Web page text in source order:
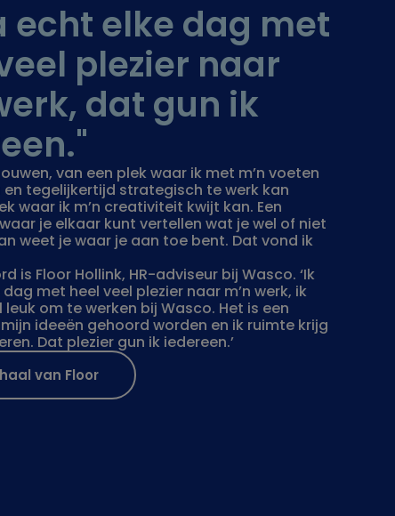
echt elke dag met
plezier naar
dat gun ik
van een plek waar ik met m’n voeten
en tegelijkertijd strategisch te werk kan
waar ik m’n creativiteit kwijt kan. Een
je elkaar kunt vertellen wat je wel of niet
weet je waar je aan toe bent. Dat vond ik
is Floor Hollink, HR-adviseur bij Wasco. ‘Ik
met heel veel plezier naar m’n werk, ik
leuk om te werken bij Wasco. Het is een
ideeën gehoord worden en ik ruimte krijg
Dat plezier gun ik iedereen.’
van Floor